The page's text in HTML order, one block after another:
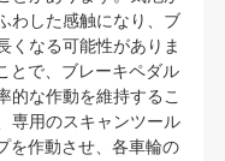
わした感触になり、ブ
くなる可能性がありま
とで、ブレーキペダル
的な作動を維持するこ
専用のスキャンツール
を作動させ、各車輪の